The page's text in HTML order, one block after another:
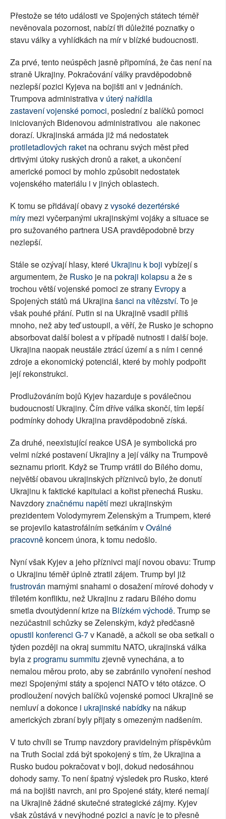
Přestože se této události ve Spojených státech téměř
nevěnovala pozornost, nabízí tři důležité poznatky o
stavu války a vyhlídkách na mír v blízké budoucnosti.
Za prvé, tento neúspěch jasně připomíná, že čas není na
straně Ukrajiny. Pokračování války pravděpodobně
nezlepší pozici Kyjeva na bojišti ani v jednáních.
Trumpova administrativav úterý nařídila
zastavenívojenské pomoci, poslední z balíčků pomoci
iniciovaných Bidenovou administrativou ale nakonec
dorazí. Ukrajinská armáda již má nedostatek
protiletadlových raket na ochranu svých měst před
drtivými útoky ruských dronů a raket, a ukončení
americké pomoci by mohlo způsobit nedostatek
vojenského materiálu i v jiných oblastech.
K tomu se přidávají obavy zvysoké dezertérské
míry mezi vyčerpanými ukrajinskými vojáky a situace se
pro sužovaného partnera USA pravděpodobně brzy
nezlepší.
Stále se ozývají hlasy, které Ukrajinu k boji vybízejí s
argumentem, že Rusko je napokraji kolapsu a že s
trochou větší vojenské pomoci ze strany Evropya
Spojených států má Ukrajinašanci na vítězství. To je
však pouhé přání. Putin si na Ukrajině vsadil příliš
mnoho, než aby teď ustoupil, a věří, že Rusko je schopno
absorbovat další bolest a v případě nutnosti i další boje.
Ukrajina naopak neustále ztrácí území a s ním i cenné
zdroje a ekonomický potenciál, které by mohly podpořit
její rekonstrukci.
Prodlužováním bojů Kyjev hazarduje s poválečnou
budoucností Ukrajiny. Čím dříve válka skončí, tím lepší
podmínky dohody Ukrajina pravděpodobně získá.
Za druhé, neexistující reakce USA je symbolická pro
velmi nízké postavení Ukrajiny a její války na Trumpově
seznamu priorit. Když se Trump vrátil do Bílého domu,
největší obavou ukrajinských příznivců bylo, že donutí
Ukrajinu k faktické kapitulaci a kořist přenechá Rusku.
Navzdoryznačnému napětímezi ukrajinským
prezidentem Volodymyrem Zelenským a Trumpem, které
se projevilo katastrofálním setkáním vOválné
pracovně koncem února, k tomu nedošlo.
Nyní však Kyjev a jeho příznivci mají novou obavu: Trump
o Ukrajinu téměř úplně ztratil zájem. Trump byl již
frustrován marnými snahami o dosažení mírové dohody v
tříletém konfliktu, než Ukrajinu z radaru Bílého domu
smetla dvoutýdenní krize na Blízkém východě. Trump se
nezúčastnil schůzky se Zelenským, když předčasně
opustil konferenci G-7v Kanadě, a ačkoli se oba setkali o
týden později na okraj summitu NATO, ukrajinská válka
byla zprogramu summitu zjevně vynechána, a to
nemalou měrou proto, aby se zabránilo vynoření neshod
mezi Spojenými státy a spojenci NATO v této otázce. O
prodloužení nových balíčků vojenské pomoci Ukrajině se
nemluví a dokonce i ukrajinské nabídky na nákup
amerických zbraní byly přijaty s omezeným nadšením.
V tuto chvíli se Trump navzdory pravidelným příspěvkům
na Truth Social zdá být spokojený s tím, že Ukrajina a
Rusko budou pokračovat v boji, dokud nedosáhnou
dohody samy. To není špatný výsledek pro Rusko, které
má na bojišti navrch, ani pro Spojené státy, které nemají
na Ukrajině žádné skutečné strategické zájmy. Kyjev
však zůstává v nevýhodné pozici a navíc je to přesně